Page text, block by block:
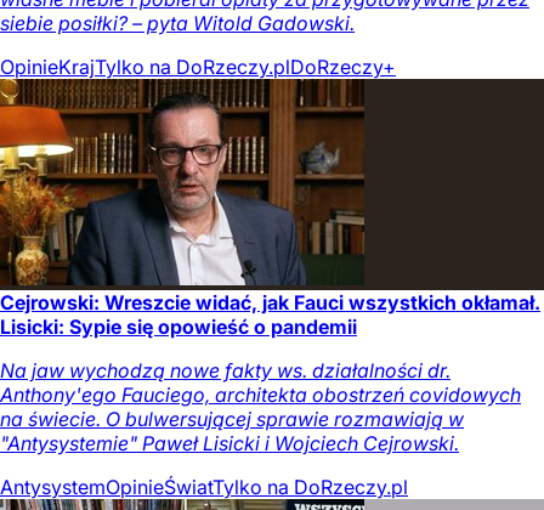
siebie posiłki? – pyta Witold Gadowski.
OpinieKrajTylko na DoRzeczy.plDoRzeczy+
Cejrowski: Wreszcie widać, jak Fauci wszystkich okłamał.
Lisicki: Sypie się opowieść o pandemii
Na jaw wychodzą nowe fakty ws. działalności dr.
Anthony'ego Fauciego, architekta obostrzeń covidowych
na świecie. O bulwersującej sprawie rozmawiają w
"Antysystemie" Paweł Lisicki i Wojciech Cejrowski.
AntysystemOpinieŚwiatTylko na DoRzeczy.pl